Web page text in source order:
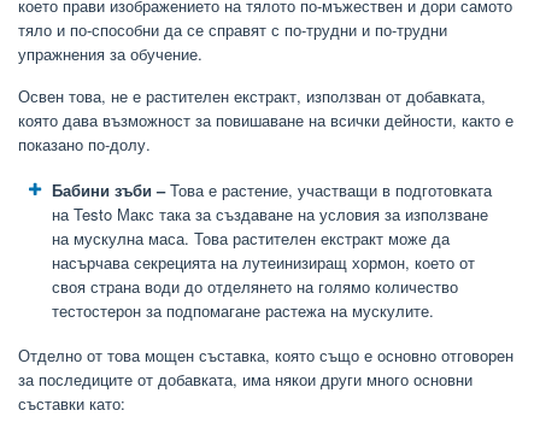
което прави изображението на тялото по-мъжествен и дори самото
тяло и по-способни да се справят с по-трудни и по-трудни
упражнения за обучение.
Освен това, не е растителен екстракт, използван от добавката,
която дава възможност за повишаване на всички дейности, както е
показано по-долу.
Бабини зъби–Това е растение, участващи в подготовката
на Testo Макс така за създаване на условия за използване
на мускулна маса. Това растителен екстракт може да
насърчава секрецията на лутеинизиращ хормон, което от
своя страна води до отделянето на голямо количество
тестостерон за подпомагане растежа на мускулите.
Отделно от това мощен съставка, която също е основно отговорен
за последиците от добавката, има някои други много основни
съставки като: